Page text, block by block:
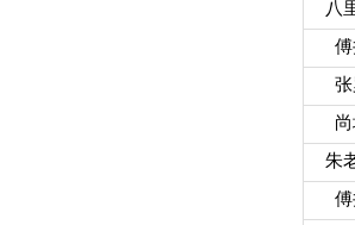
八
朱